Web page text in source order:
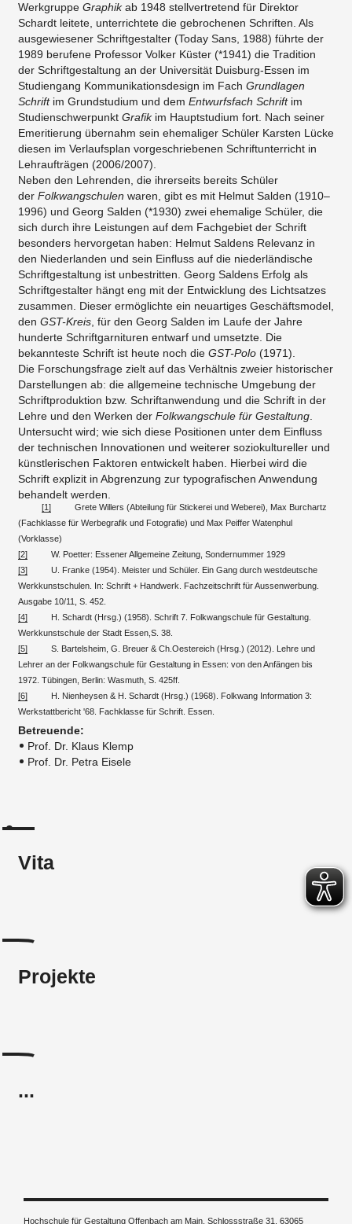
Werkgruppe Graphikab 1948 stellvertretend für Direktor
Schardt leitete, unterrichtete die gebrochenen Schriften. Als
ausgewiesener Schriftgestalter (Today Sans, 1988) führte der
1989 berufene Professor Volker Küster (*1941) die Tradition
der Schriftgestaltung an der Universität Duisburg-Essen im
Studiengang Kommunikationsdesign im Fach Grundlagen
Schriftim Grundstudium und dem Entwurfsfach Schriftim
Studienschwerpunkt Grafikim Hauptstudium fort. Nach seiner
Emeritierung übernahm sein ehemaliger Schüler Karsten Lücke
diesen im Verlaufsplan vorgeschriebenen Schriftunterricht in
Lehraufträgen (2006/2007).
Neben den Lehrenden, die ihrerseits bereits Schüler
der Folkwangschulen waren, gibt es mit Helmut Salden (1910–
1996) und Georg Salden (*1930) zwei ehemalige Schüler, die
sich durch ihre Leistungen auf dem Fachgebiet der Schrift
besonders hervorgetan haben: Helmut Saldens Relevanz in
den Niederlanden und sein Einfluss auf die niederländische
Schriftgestaltung ist unbestritten. Georg Saldens Erfolg als
Schriftgestalter hängt eng mit der Entwicklung des Lichtsatzes
zusammen. Dieser ermöglichte ein neuartiges Geschäftsmodel,
den GST-Kreis , für den Georg Salden im Laufe der Jahre
hunderte Schriftgarnituren entwarf und umsetzte. Die
bekannteste Schrift ist heute noch die GST-Polo (1971).
Die Forschungsfrage zielt auf das Verhältnis zweier historischer
Darstellungen ab: die allgemeine technische Umgebung der
Schriftproduktion bzw. Schriftanwendung und die Schrift in der
Lehre und den Werken der Folkwangschule für Gestaltung
Untersucht wird; wie sich diese Positionen unter dem Einfluss
der technischen Innovationen und weiterer soziokultureller und
künstlerischen Faktoren entwickelt haben. Hierbei wird die
Schrift explizit in Abgrenzung zur typografischen Anwendung
behandelt werden.
[1] Grete Willers (Abteilung für Stickerei und Weberei), Max Burchartz
(Fachklasse für Werbegrafik und Fotografie) und Max Peiffer Watenphul
(Vorklasse)
[2] W. Poetter: Essener Allgemeine Zeitung, Sondernummer 1929
[3] U. Franke (1954). Meister und Schüler. Ein Gang durch westdeutsche
Werkkunstschulen. In: Schrift + Handwerk. Fachzeitschrift für Aussenwerbung.
Ausgabe 10/11, S. 452.
[4] H. Schardt (Hrsg.) (1958). Schrift 7. Folkwangschule für Gestaltung.
Werkkunstschule der Stadt Essen,S. 38.
[5] S. Bartelsheim, G. Breuer & Ch.Oestereich (Hrsg.) (2012). Lehre und
Lehrer an der Folkwangschule für Gestaltung in Essen: von den Anfängen bis
1972. Tübingen, Berlin: Wasmuth, S. 425ff.
[6] H. Nienheysen & H. Schardt (Hrsg.) (1968). Folkwang Information 3:
Werkstattbericht '68. Fachklasse für Schrift. Essen.
Betreuende:
Prof. Dr. Klaus Klemp
Prof. Dr. Petra Eisele
Vita
Projekte
...
Hochschule für Gestaltung Offenbach am Main, Schlossstraße 31, 63065